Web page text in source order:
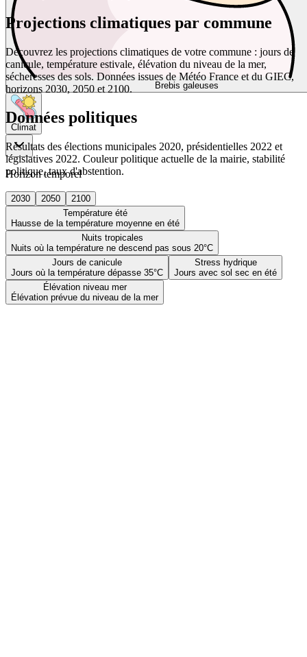
Brebis galeuses
Climat
Horizon temporel
2030 2050
2100
Température été
Hausse de la température moyenne en été
Nuits tropicales
Nuits où la température ne descend pas sous 20°C
Jours de canicule
Jours où la température dépasse 35°C
Stress hydrique
Jours avec sol sec en été
Élévation niveau mer
Élévation prévue du niveau de la mer
Projections climatiques par commune
Découvrez les projections climatiques de votre commune : jours de
canicule, température estivale, élévation du niveau de la mer,
sécheresses des sols. Données issues de Météo France et du GIEC,
horizons 2030, 2050 et 2100.
Données politiques
Résultats des élections municipales 2020, présidentielles 2022 et
législatives 2022. Couleur politique actuelle de la mairie, stabilité
politique, taux d'abstention.